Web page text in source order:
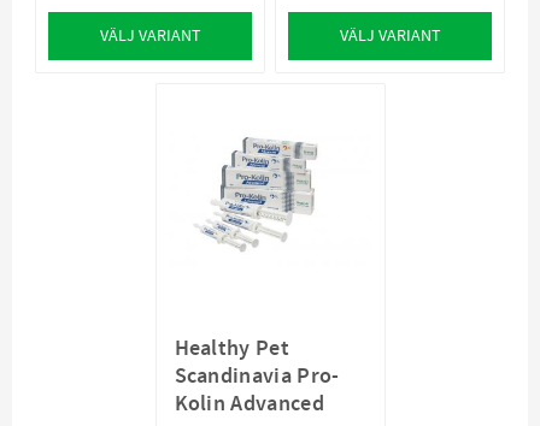
VÄLJ VARIANT VÄLJ VARIANT
Healthy Pet
Scandinavia Pro-
Kolin Advanced